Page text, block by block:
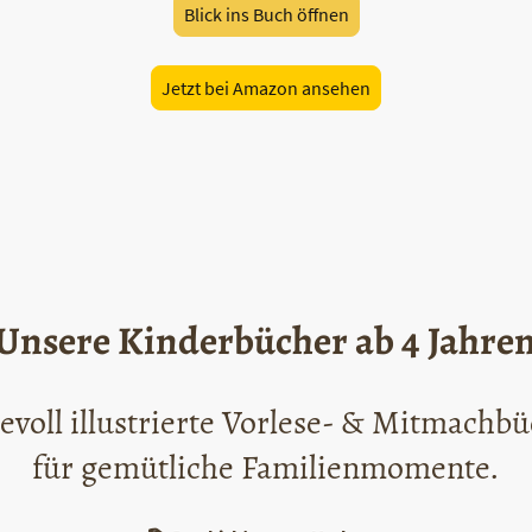
Blick ins Buch öffnen
Jetzt bei Amazon ansehen
Kinderbücher ab 4
illustrierte Vorlese- &
für gemütliche Familienmomente.